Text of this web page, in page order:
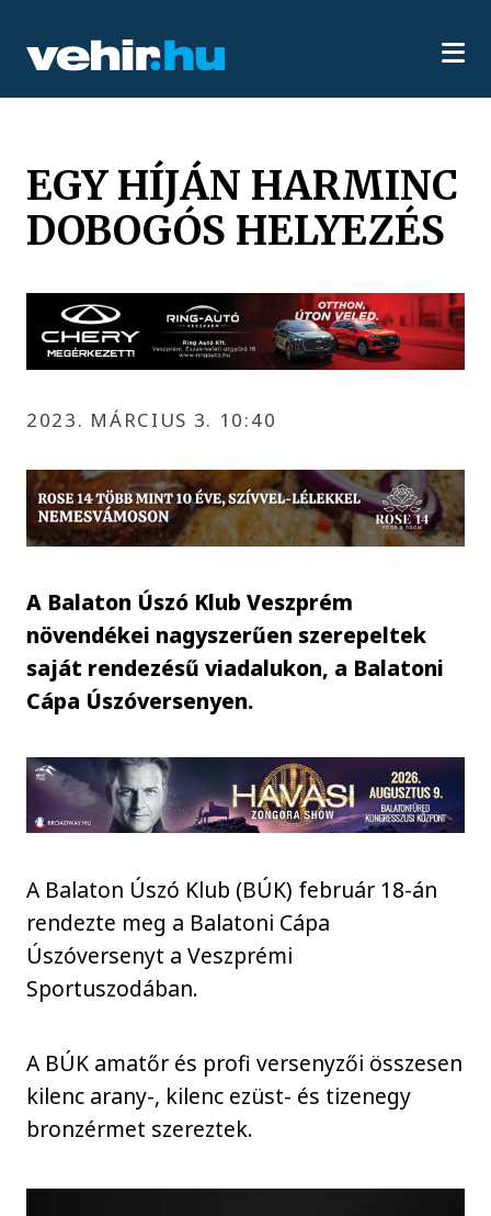
EGY HÍJÁN HARMINC
DOBOGÓS HELYEZÉS
2023. MÁRCIUS 3. 10:40
A Balaton Úszó Klub Veszprém
növendékei nagyszerűen szerepeltek
saját rendezésű viadalukon, a Balatoni
Cápa Úszóversenyen.
A Balaton Úszó Klub (BÚK) február 18-án
rendezte meg a Balatoni Cápa
Úszóversenyt a Veszprémi
Sportuszodában.
A BÚK amatőr és profi versenyzői összesen
kilenc arany-, kilenc ezüst- és tizenegy
bronzérmet szereztek.